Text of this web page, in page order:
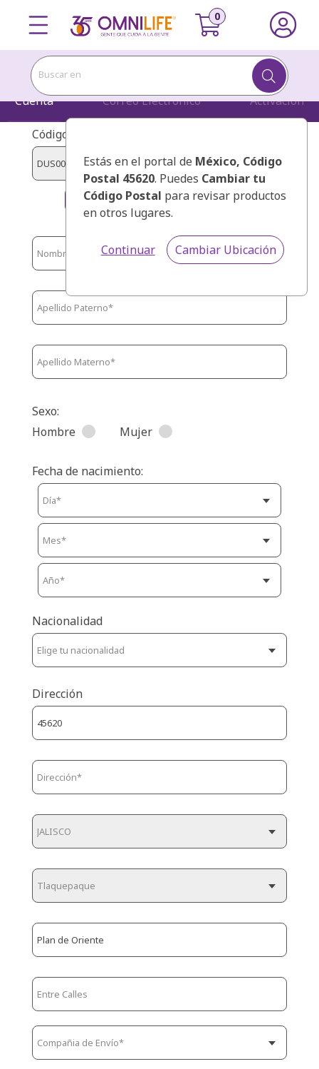
Buscar en
Estás en el portal de México, Código
Postal 45620. Puedes Cambiar tu
Código Postal para revisar productos
en otros lugares.
Continuar Cambiar Ubicación
Cuenta Correo Electrónico Activación
Código de presentador:
HERNANDEZ, REYNA
Sexo:
Hombre
Mujer
Fecha de nacimiento:
Nacionalidad
Dirección